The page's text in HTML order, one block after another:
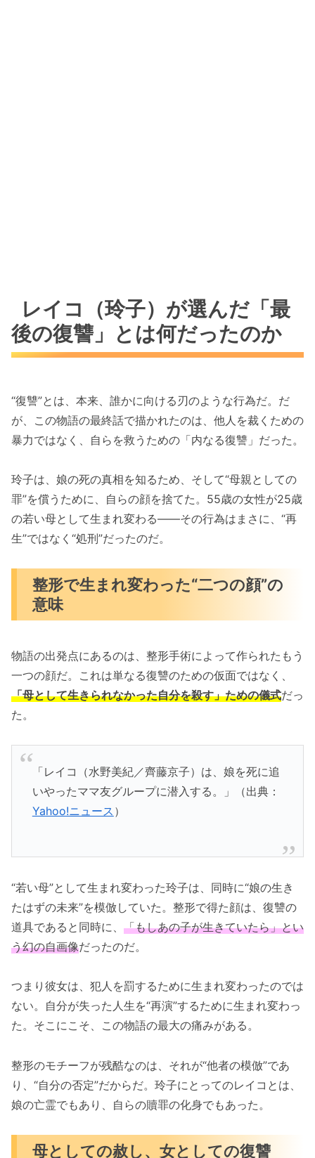
レイコ（玲子）が選んだ「最
後の復讐」とは何だったのか
“復讐”とは、本来、誰かに向ける刃のような行為だ。だ
が、この物語の最終話で描かれたのは、他人を裁くための
暴力ではなく、自らを救うための「内なる復讐」だった。
玲子は、娘の死の真相を知るため、そして“母親としての
罪”を償うために、自らの顔を捨てた。55歳の女性が25歳
の若い母として生まれ変わる――その行為はまさに、“再
生”ではなく“処刑”だったのだ。
整形で生まれ変わった“二つの顔”の
意味
物語の出発点にあるのは、整形手術によって作られたもう
一つの顔だ。これは単なる復讐のための仮面ではなく、
「母として生きられなかった自分を殺す」ための儀式だっ
た。
「レイコ（水野美紀／齊藤京子）は、娘を死に追
いやったママ友グループに潜入する。」（出典：
Yahoo!ニュース ）
“若い母”として生まれ変わった玲子は、同時に“娘の生き
たはずの未来”を模倣していた。整形で得た顔は、復讐の
道具であると同時に、 「もしあの子が生きていたら」とい
う幻の自画像だったのだ。
つまり彼女は、犯人を罰するために生まれ変わったのでは
ない。自分が失った人生を“再演”するために生まれ変わっ
た。そこにこそ、この物語の最大の痛みがある。
整形のモチーフが残酷なのは、それが“他者の模倣”であ
り、“自分の否定”だからだ。玲子にとってのレイコとは、
娘の亡霊でもあり、自らの贖罪の化身でもあった。
母としての赦し、女としての復讐